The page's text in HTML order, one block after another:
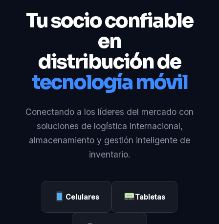
Tu socio confiable
en
distribución de
tecnología móvil
Conectando a los líderes del mercado con
soluciones de logística internacional,
almacenamiento y gestión inteligente de
inventario.
Celulares Tabletas